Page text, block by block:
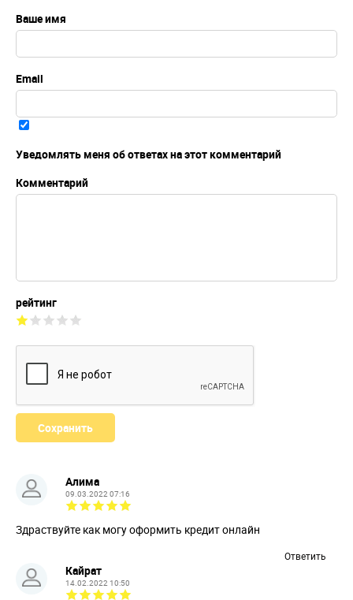
Ваше имя
Email
Уведомлять меня об ответах на этот комментарий
Комментарий
рейтинг
Алима
09.03.2022 07:16
Здраствуйте как могу оформить кредит онлайн
Ответить
Кайрат
14.02.2022 10:50